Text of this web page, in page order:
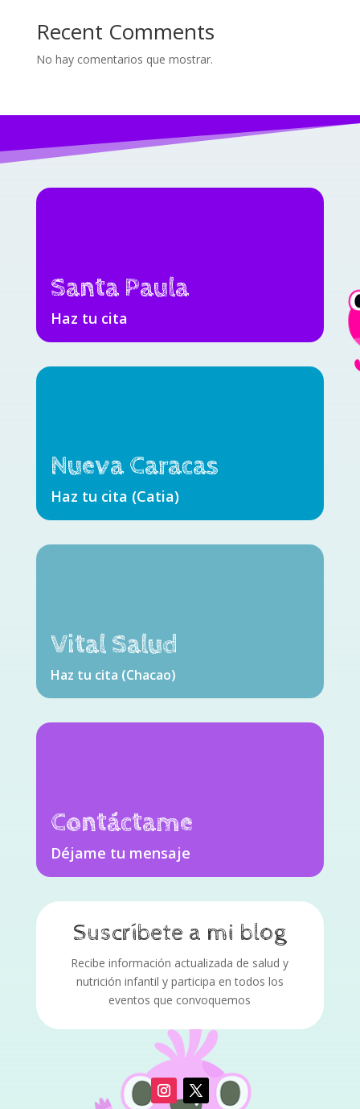
Recent Comments
No hay comentarios que mostrar.
Santa Paula
Haz tu cita
Nueva Caracas
Haz tu cita (Catia)
Vital Salud
Haz tu cita (Chacao)
Contáctame
Déjame tu mensaje
Suscríbete a mi blog
Recibe información actualizada de salud y
nutrición infantil y participa en todos los
eventos que convoquemos